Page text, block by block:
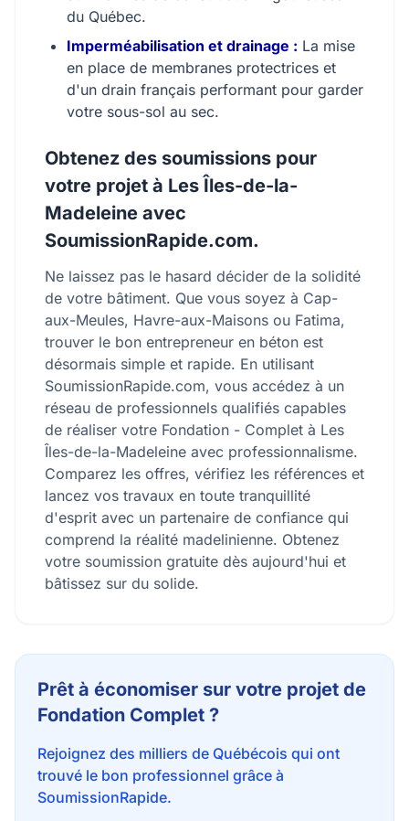
du Québec.
Imperméabilisation et drainage : La mise
en place de membranes protectrices et
d'un drain français performant pour garder
votre sous-sol au sec.
Obtenez des soumissions pour
votre projet à Les Îles-de-la-
Madeleine avec
SoumissionRapide.com.
Ne laissez pas le hasard décider de la solidité
de votre bâtiment. Que vous soyez à Cap-
aux-Meules, Havre-aux-Maisons ou Fatima,
trouver le bon entrepreneur en béton est
désormais simple et rapide. En utilisant
SoumissionRapide.com, vous accédez à un
réseau de professionnels qualifiés capables
de réaliser votre Fondation - Complet à Les
Îles-de-la-Madeleine avec professionnalisme.
Comparez les offres, vérifiez les références et
lancez vos travaux en toute tranquillité
d'esprit avec un partenaire de confiance qui
comprend la réalité madelinienne. Obtenez
votre soumission gratuite dès aujourd'hui et
bâtissez sur du solide.
Prêt à économiser sur votre projet de
Fondation Complet ?
Rejoignez des milliers de Québécois qui ont
trouvé le bon professionnel grâce à
SoumissionRapide.